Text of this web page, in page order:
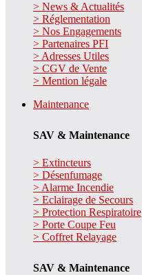
> News & Actualités
> Réglementation
> Nos Engagements
> Partenaires PFI
> Adresses Utiles
> CGV de Vente
> Mention légale
Maintenance
SAV & Maintenance
> Extincteurs
> Désenfumage
> Alarme Incendie
> Eclairage de Secours
> Protection Respiratoire
> Porte Coupe Feu
> Coffret Relayage
SAV & Maintenance